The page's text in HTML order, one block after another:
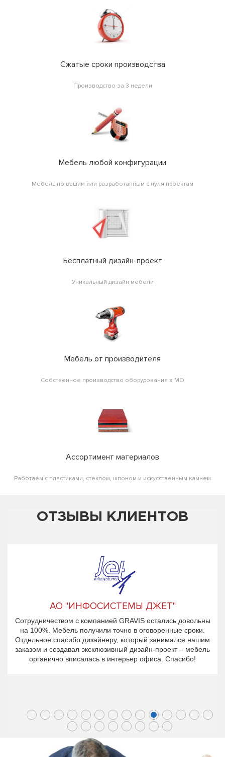
Сжатые сроки производства
Производство за 3 недели
Мебель любой конфигурации
Мебель по вашим или разработанным с нуля проектам
Бесплатный дизайн-проект
Уникальный дизайн мебели
Мебель от производителя
Собственное производство оборудования в МО
Ассортимент материалов
Работаем с пластиками, стеклом, шпоном и искусственным камнем
ОТЗЫВЫ КЛИЕНТОВ
АО "ИНФОСИСТЕМЫ ДЖЕТ"
Сотрудничеством с компанией GRAVIS остались довольны
на 100%. Мебель получили точно в оговоренные сроки.
Отдельное спасибо дизайнеру, который занимался нашим
заказом и создавал эксклюзивный дизайн-проект – мебель
органично вписалась в интерьер офиса. Спасибо!